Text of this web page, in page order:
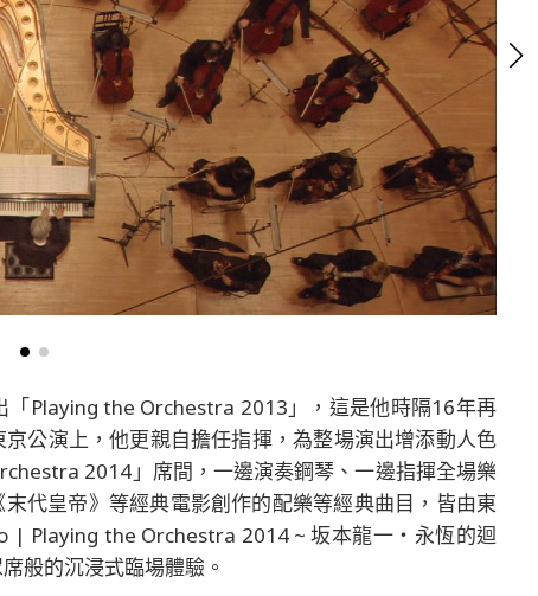
Playing the Orchestra 2013」，這是他時隔16年再
公演上，他更親自擔任指揮，為整場演出增添動人色
2014」席間，一邊演奏鋼琴、一邊指揮全場樂
代皇帝》等經典電影創作的配樂等經典曲目，皆由東
| Playing the Orchestra 2014 ~ 坂本龍一・永恆的迴
般的沉浸式臨場體驗。